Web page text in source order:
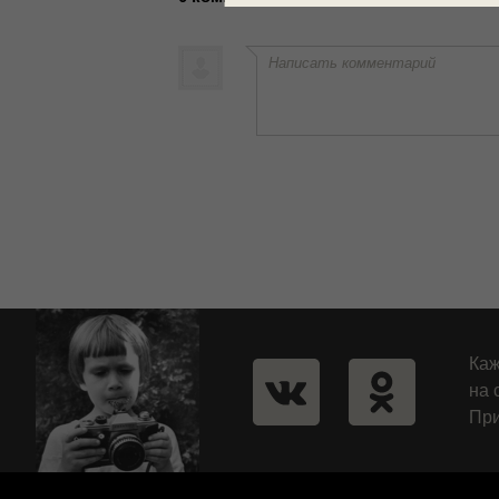
Написать комментарий
на